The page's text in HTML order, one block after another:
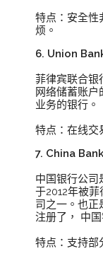
特点：安全性
烦。
6. Union
菲律宾联合银
网络储蓄账
业务的银行。
特点：在线交
7. China
中国银行公司
于2012年被
司之一。也
注册了， 中
特点：支持部